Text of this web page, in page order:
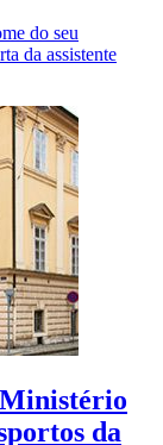
do seu
da assistente
da